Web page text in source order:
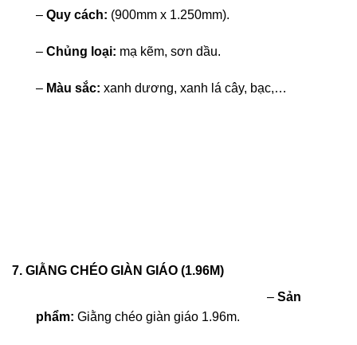
– Quy cách: (900mm x 1.250mm).
– Chủng loại: mạ kẽm, sơn dầu.
– Màu sắc: xanh dương, xanh lá cây, bạc,…
7. GIẰNG CHÉO GIÀN GIÁO (1.96M)
– Sản
phẩm: Giằng chéo giàn giáo 1.96m.